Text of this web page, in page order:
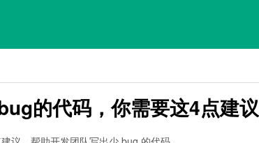
的代码，你需要这4点建议